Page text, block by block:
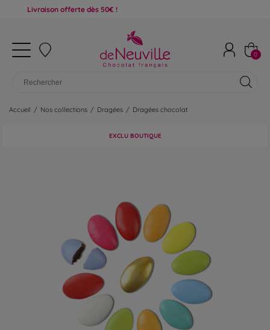
offerte dès 50€ !
0
Accueil / Nos collections / Dragées / Dragées chocolat
EXCLU BOUTIQUE